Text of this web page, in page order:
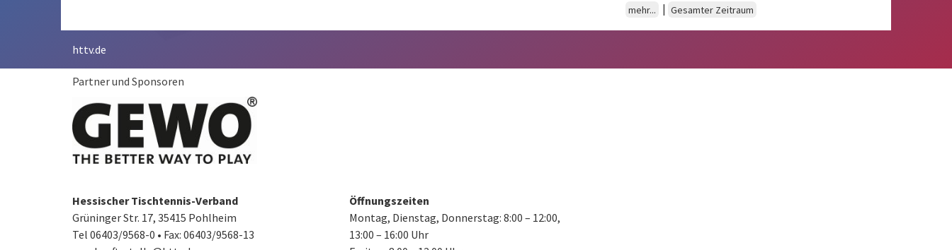
mehr...
| Gesamter Zeitraum
httv.de
Partner und Sponsoren
Hessischer Tischtennis-Verband
Grüninger Str. 17, 35415 Pohlheim
Tel 06403/9568-0 • Fax: 06403/9568-13
Öffnungszeiten
Montag, Dienstag, Donnerstag: 8:00 – 12:00,
13:00 – 16:00 Uhr